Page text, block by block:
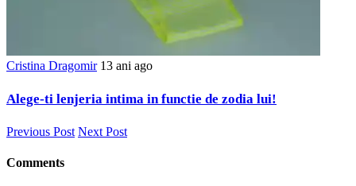
Cristina Dragomir 13 ani ago
Alege-ti lenjeria intima in functie de zodia lui!
Previous Post Next Post
Comments